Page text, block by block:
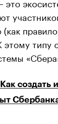
типу
Как создать